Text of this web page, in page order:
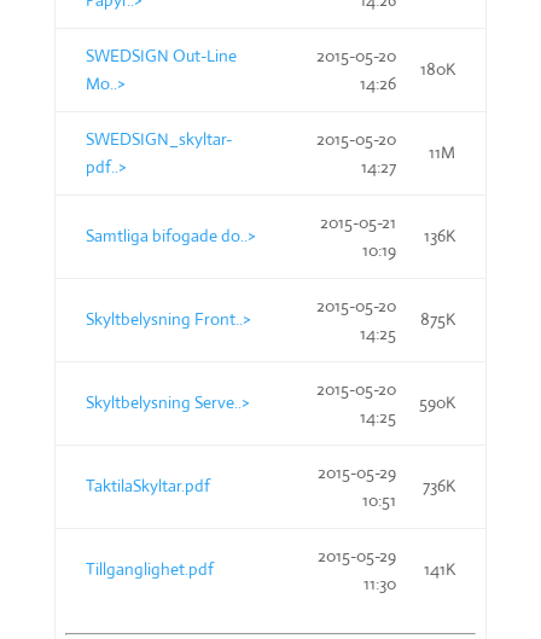
SWEDSIGN Out-Line
Mo..>
2015-05-20
14:26
180K
SWEDSIGN_skyltar-
pdf..>
2015-05-20
14:27
11M
Samtliga bifogade do..>
2015-05-21
10:19
136K
Skyltbelysning Front..>
2015-05-20
14:25
875K
Skyltbelysning Serve..>
2015-05-20
14:25
590K
TaktilaSkyltar.pdf
2015-05-29
10:51
736K
Tillganglighet.pdf
2015-05-29
11:30
141K